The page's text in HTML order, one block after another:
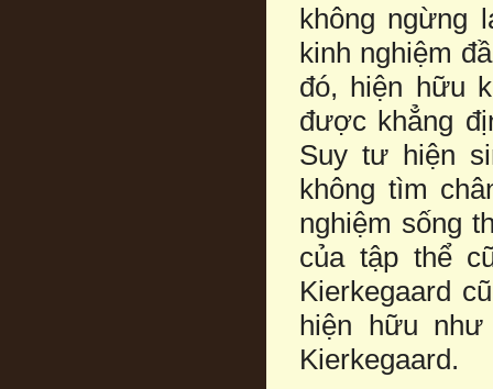
không ngừng
kinh nghiệm
đó, hiện hữu
được khẳng
Suy tư hiện
không tìm
nghiệm sống
của tập thể
Kierkegaard
hiện hữu
Kierkegaard.